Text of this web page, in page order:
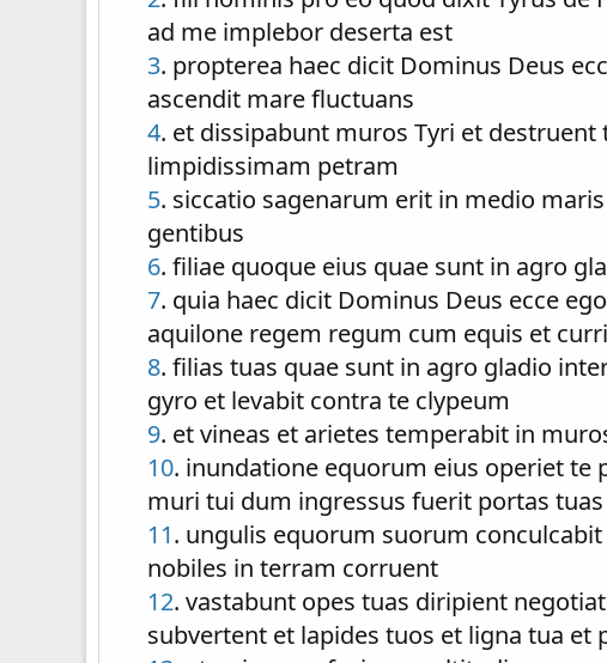
ad me implebor deserta est
3. propterea haec dicit Dominus Deus
ascendit mare fluctuans
4. et dissipabunt muros Tyri et
limpidissimam petram
5. siccatio sagenarum erit in medio
gentibus
6. filiae quoque eius quae sunt in agro
7. quia haec dicit Dominus Deus ecce
aquilone regem regum cum equis et
8. filias tuas quae sunt in agro gladio
gyro et levabit contra te clypeum
9. et vineas et arietes temperabit in
10. inundatione equorum eius operiet
muri tui dum ingressus fuerit portas
11. ungulis equorum suorum
nobiles in terram corruent
12. vastabunt opes tuas diripient
subvertent et lapides tuos et ligna tua